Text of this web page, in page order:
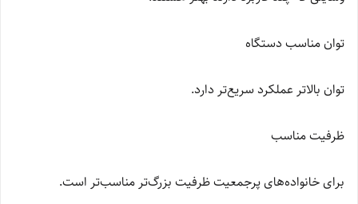
توان مناسب دستگاه
توان بالاتر عملکرد سریع‌تر دارد.
ظرفیت مناسب
برای خانواده‌های پرجمعیت ظرفیت بزرگ‌تر مناسب‌تر است.